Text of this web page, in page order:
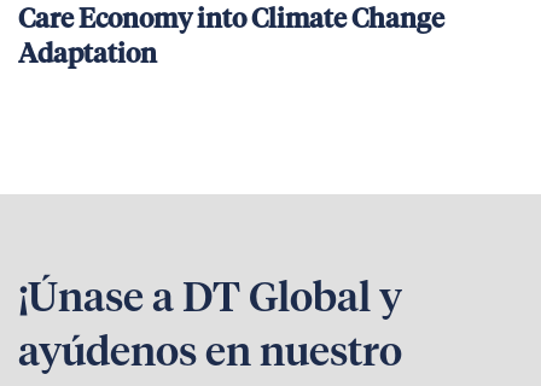
Care Economy into Climate Change
Adaptation
¡Únase a DT Global y
ayúdenos en nuestro